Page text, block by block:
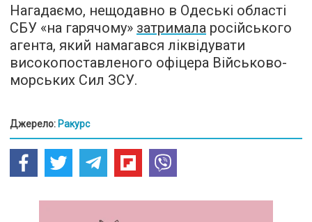
Нагадаємо, нещодавно в Одеські області
СБУ «на гарячому» затримала російського
агента, який намагався ліквідувати
високопоставленого офіцера Військово-
морських Сил ЗСУ.
Джерело: Ракурс